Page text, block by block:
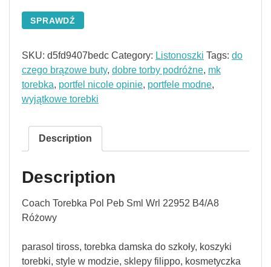
SPRAWDŹ
SKU: d5fd9407bedc Category: Listonoszki Tags: do
czego brązowe buty, dobre torby podróżne, mk
torebka, portfel nicole opinie, portfele modne,
wyjątkowe torebki
Description
Description
Coach Torebka Pol Peb Sml Wrl 22952 B4/A8
Różowy
parasol tiross, torebka damska do szkoły, koszyki
torebki, style w modzie, sklepy filippo, kosmetyczka